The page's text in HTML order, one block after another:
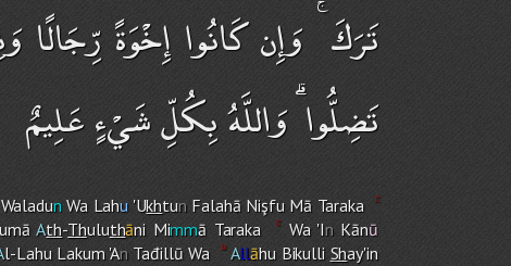
تَرَكَ ۚ وَإِن كَانُوا إِخْوَةً رِّجَالًا
تَضِلُّوا ۗ وَاللَّهُ بِكُلِّ شَيْءٍ عَلِيمٌ
WaladunWa Lahu 'Ukhtun Falahā Nişfu Mā Taraka
Ath-Thuluthāni Mimmā Taraka Wa 'InKānū
l-LahuLakum'AnTađillū Wa Allāhu Bikulli Shay'in